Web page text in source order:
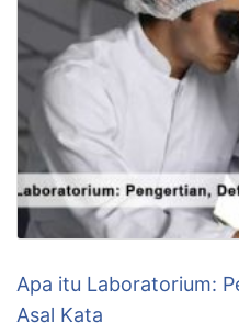
Apa itu Laboratorium:
Asal Kata